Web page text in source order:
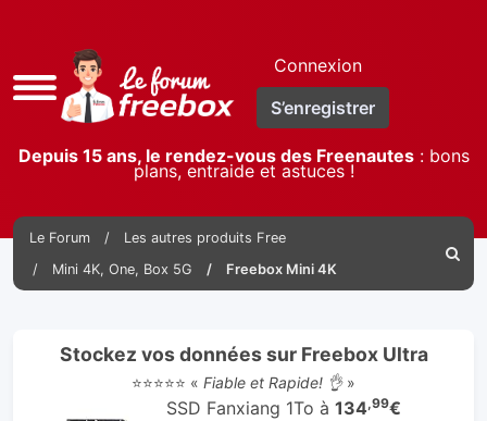
Accès
rapide
Connexion
S’enregistrer
Depuis 15 ans, le rendez-vous des Freenautes: bons
plans, entraide et astuces !
Le Forum
Les autres produits Free
Mini 4K, One, Box 5G
Freebox Mini 4K
Stockez vos données sur Freebox Ultra
⭐⭐⭐⭐⭐ « Fiable et Rapide! 👌»
SSD Fanxiang 1To à 134,99€